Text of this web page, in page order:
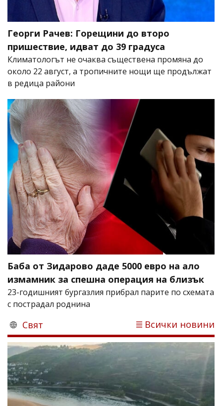
Георги Рачев: Горещини до второ
пришествие, идват до 39 градуса
Климатологът не очаква съществена промяна до
около 22 август, а тропичните нощи ще продължат
в редица райони
Баба от Зидарово даде 5000 евро на ало
измамник за спешна операция на близък
23-годишният бургазлия прибрал парите по схемата
с пострадал роднина
Свят Всички новини